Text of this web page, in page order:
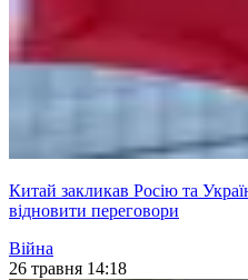
Китай закликав Росію та
відновити переговори
Війна
26 травня 14:18